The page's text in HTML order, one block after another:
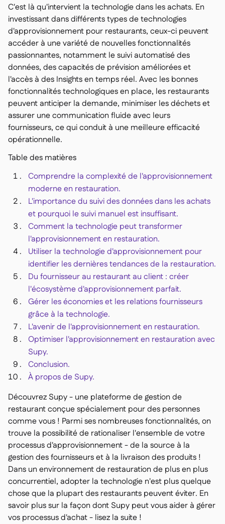
 Tableaux de bord interactifs
 Feuille de calcul
 Open API
 Delta Sharing
 Logiciel de Caisse
 Accounting
 ERP
 Agrégateurs
 Partenariats
 Implementation
C'est là qu'intervient la technologie dans les achats. En
investissant dans différents types de technologies
d'approvisionnement pour restaurants, ceux-ci peuvent
accéder à une variété de nouvelles fonctionnalités
passionnantes, notamment le suivi automatisé des
données, des capacités de prévision améliorées et
l'accès à des Insights en temps réel. Avec les bonnes
fonctionnalités technologiques en place, les restaurants
peuvent anticiper la demande, minimiser les déchets et
assurer une communication fluide avec leurs
fournisseurs, ce qui conduit à une meilleure efficacité
opérationnelle.
Table des matières
Comprendre la complexité de l'approvisionnement
moderne en restauration.
L'importance du suivi des données dans les achats
et pourquoi le suivi manuel est insuffisant.
Comment la technologie peut transformer
l'approvisionnement en restauration.
Utiliser la technologie d'approvisionnement pour
identifier les dernières tendances de la restauration.
Du fournisseur au restaurant au client : créer
l'écosystème d'approvisionnement parfait.
Gérer les économies et les relations fournisseurs
grâce à la technologie.
L'avenir de l'approvisionnement en restauration.
Optimiser l'approvisionnement en restauration avec
Supy.
Conclusion.
À propos de Supy.
Découvrez Supy - une plateforme de gestion de
restaurant conçue spécialement pour des personnes
comme vous ! Parmi ses nombreuses fonctionnalités, on
trouve la possibilité de rationaliser l'ensemble de votre
processus d'approvisionnement - de la source à la
gestion des fournisseurs et à la livraison des produits !
Dans un environnement de restauration de plus en plus
concurrentiel, adopter la technologie n'est plus quelque
chose que la plupart des restaurants peuvent éviter. En
savoir plus sur la façon dont Supy peut vous aider à gérer
vos processus d'achat - lisez la suite !